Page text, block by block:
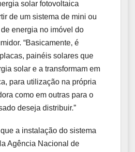
solar fotovoltaica
de um sistema de mini ou
energia no imóvel do
“Basicamente, é
painéis solares que
solar e a transformam em
para utilização na própria
como em outras para o
deseja distribuir.”
a instalação do sistema
Agência Nacional de